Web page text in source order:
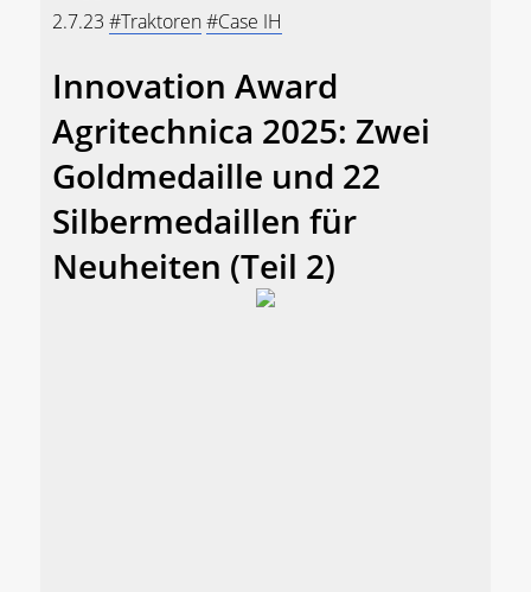
2.7.23 #Traktoren#Case IH
Innovation Award
Agritechnica 2025: Zwei
Goldmedaille und 22
Silbermedaillen für
Neuheiten (Teil 2)